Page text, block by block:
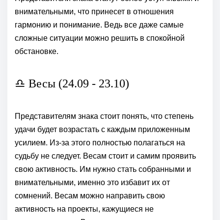
внимательными, что принесет в отношения
гармонию и понимание. Ведь все даже самые
сложные ситуации можно решить в спокойной
обстановке.
♎ Весы (24.09 - 23.10)
Представителям знака стоит понять, что степень
удачи будет возрастать с каждым приложенным
усилием. Из-за этого полностью полагаться на
судьбу не следует. Весам стоит и самим проявить
свою активность. Им нужно стать собранными и
внимательными, именно это избавит их от
сомнений. Весам можно направить свою
активность на проекты, кажущиеся не